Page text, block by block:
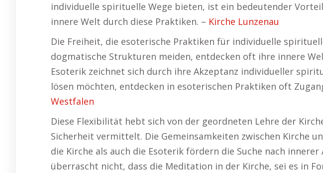
individuelle spirituelle Wege bieten, ist ein bedeutender
innere Welt durch diese Praktiken. – Kirche Lunzenau
Die Freiheit, die esoterische Praktiken für individuelle
dogmatische Strukturen meiden, entdecken oft ihre innere
Esoterik zeichnet sich durch ihre Akzeptanz individueller
lösen möchten, entdecken in esoterischen Praktiken oft
Westfalen
Diese Flexibilität hebt sich von der geordneten Lehre der
Sicherheit vermittelt. Die Gemeinsamkeiten zwischen Kirche
die Kirche als auch die Esoterik fördern die Suche nach
überrascht nicht, dass die Meditation in der Kirche, sei es in